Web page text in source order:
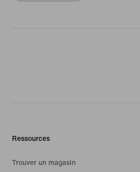
Ressources
Trouver un magasin